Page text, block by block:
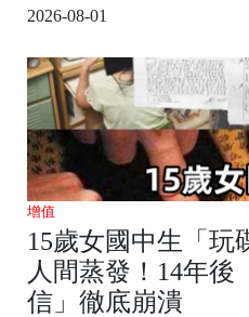
2026-08-01
增值
15歲女國中生「玩
人間蒸發！14年後
信」徹底崩潰